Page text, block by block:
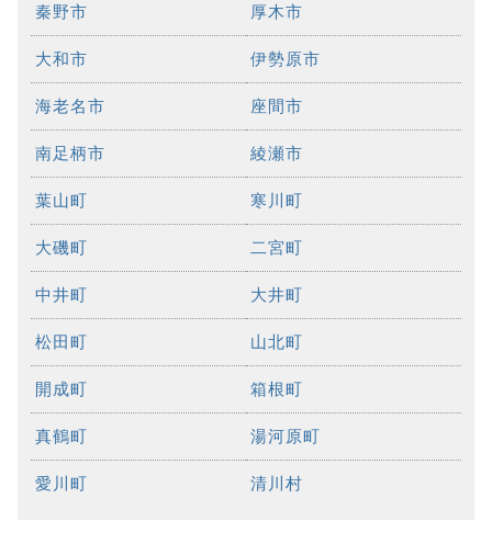
秦野市 厚木市
大和市 伊勢原市
海老名市 座間市
南足柄市 綾瀬市
葉山町 寒川町
大磯町 二宮町
中井町 大井町
松田町 山北町
開成町 箱根町
真鶴町 湯河原町
愛川町 清川村